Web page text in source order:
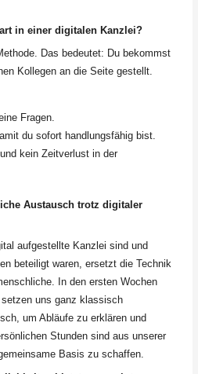
in einer digitalen Kanzlei?
Das bedeutet: Du bekommst
Kollegen an die Seite gestellt.
Fragen.
du sofort handlungsfähig bist.
kein Zeitverlust in der
Austausch trotz digitaler
aufgestellte Kanzlei sind und
beteiligt waren, ersetzt die Technik
In den ersten Wochen
uns ganz klassisch
um Abläufe zu erklären und
Stunden sind aus unserer
Basis zu schaffen.